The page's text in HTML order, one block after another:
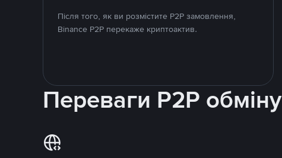
Після того, як ви розмістите P2P замовлення,
Binance P2P перекаже криптоактив.
Переваги P2P обміну